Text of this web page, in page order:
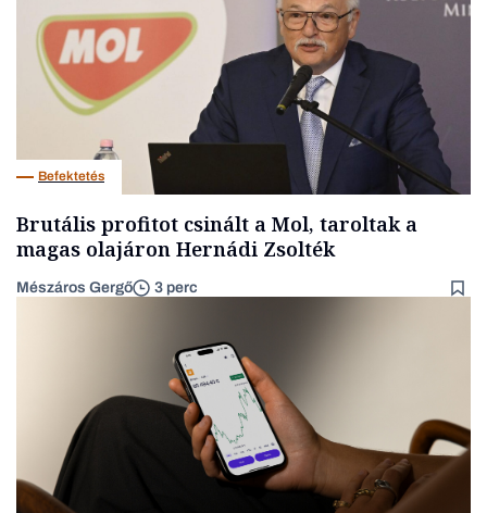
Befektetés
Brutális profitot csinált a Mol, taroltak a
magas olajáron Hernádi Zsolték
Mészáros Gergő 3 perc